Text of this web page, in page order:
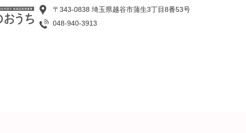
〒343-0838 埼玉県越谷市蒲生3丁目8番53号
048-940-3913